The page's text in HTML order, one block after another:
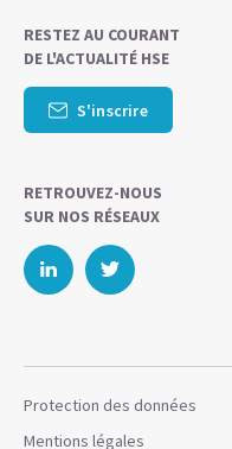
RESTEZ AU COURANT
DE L'ACTUALITÉ HSE
S'inscrire
RETROUVEZ-NOUS
SUR NOS RÉSEAUX
Protection des données
Mentions légales